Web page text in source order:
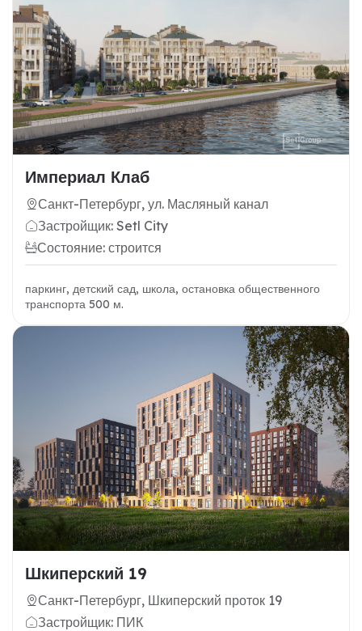
Империал Клаб
Санкт-Петербург, ул. Масляный канал
Застройщик: Setl City
Состояние: строится
паркинг, детский сад, школа, остановка общественного
транспорта 500 м.
Шкиперский 19
Санкт-Петербург, Шкиперский проток 19
Застройщик: ПИК